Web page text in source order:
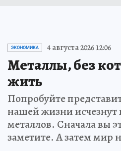
ЭКОНОМИКА 4 августа 2026 12:06
Металлы, без
жить
Попробуйте
нашей жизни исчезнут
металлов. Сначала вы
заметите. А затем мир